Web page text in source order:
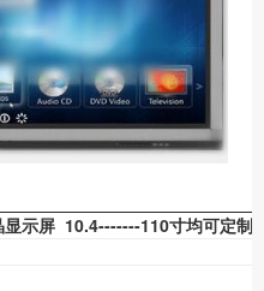
示屏 10.4-------110寸均可定制)